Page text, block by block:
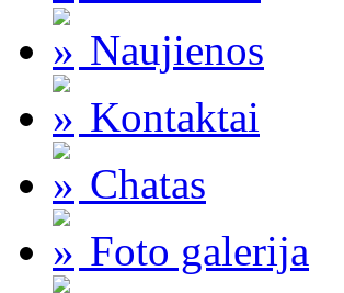
Naujienos
Kontaktai
Chatas
Foto galerija